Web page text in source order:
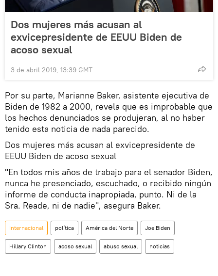
Dos mujeres más acusan al
exvicepresidente de EEUU Biden de
acoso sexual
3 de abril 2019, 13:39 GMT
Por su parte, Marianne Baker, asistente ejecutiva de
Biden de 1982 a 2000, revela que es improbable que
los hechos denunciados se produjeran, al no haber
tenido esta noticia de nada parecido.
Dos mujeres más acusan al exvicepresidente de
EEUU Biden de acoso sexual
"En todos mis años de trabajo para el senador Biden,
nunca he presenciado, escuchado, o recibido ningún
informe de conducta inapropiada, punto. Ni de la
Sra. Reade, ni de nadie", asegura Baker.
Internacional política América del Norte Joe Biden
Hillary Clinton acoso sexual abuso sexual noticias